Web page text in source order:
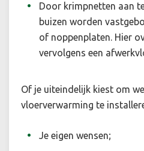
Door krimpnetten aan
buizen worden
of noppenplaten. Hier
vervolgens een
Of je uiteindelijk kiest om
vloerverwarming te
Je eigen wensen;